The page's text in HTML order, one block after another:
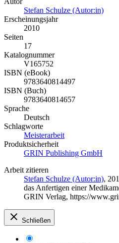
Stefan Schulze (Autor:in)
Erscheinungsjahr
2010
Seiten
17
Katalognummer
V165752
ISBN (eBook)
9783640814497
ISBN (Buch)
9783640814657
Sprache
Deutsch
Schlagworte
Meisterarbeit
Produktsicherheit
GRIN Publishing GmbH
Arbeit zitieren
Stefan Schulze (Autor:in),
das Anfertigen einer
GRIN Verlag, https://
Schließen